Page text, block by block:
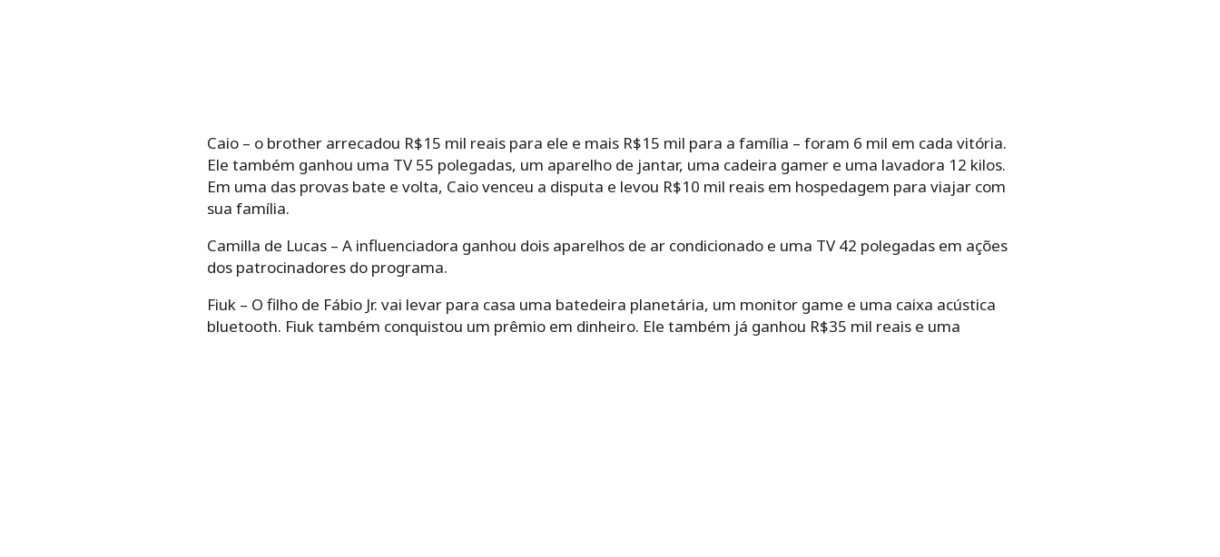
Caio – o brother arrecadou R$15 mil reais para ele e mais R$15 mil para a família – foram 6 mil em cada vitória.
Ele também ganhou uma TV 55 polegadas, um aparelho de jantar, uma cadeira gamer e uma lavadora 12 kilos.
Em uma das provas bate e volta, Caio venceu a disputa e levou R$10 mil reais em hospedagem para viajar com
sua família.
Camilla de Lucas – A influenciadora ganhou dois aparelhos de ar condicionado e uma TV 42 polegadas em ações
dos patrocinadores do programa.
Fiuk – O filho de Fábio Jr. vai levar para casa uma batedeira planetária, um monitor game e uma caixa acústica
bluetooth. Fiuk também conquistou um prêmio em dinheiro. Ele também já ganhou R$35 mil reais e uma